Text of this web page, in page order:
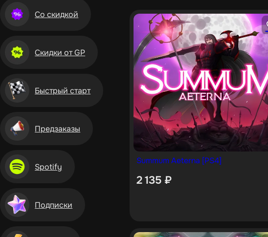
Со скидкой
Скидки от GP
Быстрый старт
Предзаказы
Spotify
Подписки
Summum Aeterna [PS4]
2 135 ₽